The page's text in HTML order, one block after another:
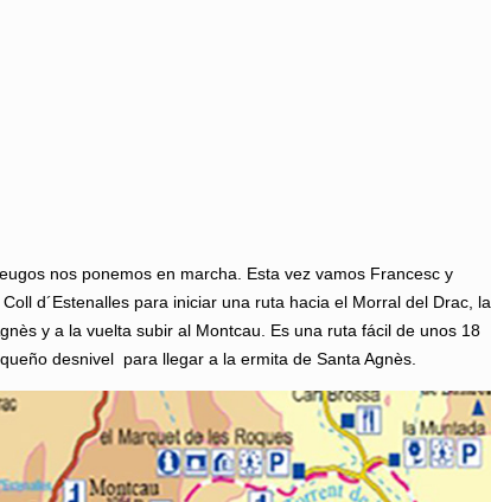
nos ponemos en marcha. Esta vez vamos Francesc y
d´Estenalles para iniciar una ruta hacia el Morral del Drac, la
y a la vuelta subir al Montcau. Es una ruta fácil de unos 18
desnivel para llegar a la ermita de Santa Agnès.